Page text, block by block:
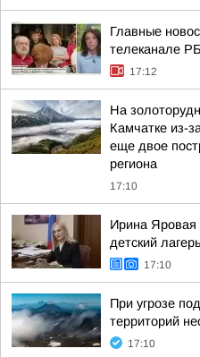
Главные
телеканале
17:12
На
Камчатке из-
еще двое
региона
17:10
Ирина Яровая
детский
17:10
При угрозе
территорий
17:10